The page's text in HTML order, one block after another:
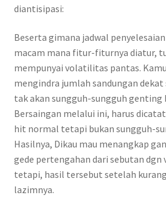
diantisipasi:
Beserta gimana jadwal
macam mana fitur-fiturnya diatur,
mempunyai volatilitas pantas.
mengindra jumlah sandungan
tak akan sungguh-sungguh genting
Bersaingan melalui ini, harus
hit normal tetapi bukan sungguh-
Hasilnya, Dikau mau menangkap
gede pertengahan dari sebutan
tetapi, hasil tersebut setelah
lazimnya.